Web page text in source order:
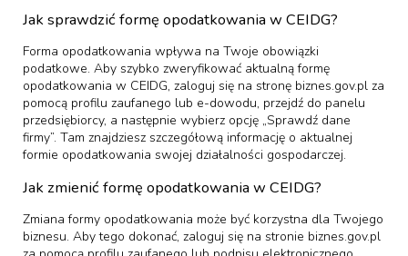
Jak sprawdzić formę opodatkowania w CEIDG?
Forma opodatkowania wpływa na Twoje obowiązki
podatkowe. Aby szybko zweryfikować aktualną formę
opodatkowania w CEIDG, zaloguj się na stronę biznes.gov.pl za
pomocą profilu zaufanego lub e-dowodu, przejdź do panelu
przedsiębiorcy, a następnie wybierz opcję „Sprawdź dane
firmy”. Tam znajdziesz szczegółową informację o aktualnej
formie opodatkowania swojej działalności gospodarczej.
Jak zmienić formę opodatkowania w CEIDG?
Zmiana formy opodatkowania może być korzystna dla Twojego
biznesu. Aby tego dokonać, zaloguj się na stronie biznes.gov.pl